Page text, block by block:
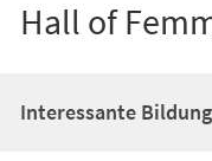
Hall of
Interessante